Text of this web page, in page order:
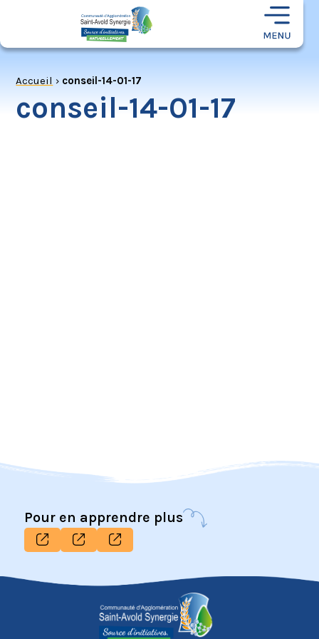
Accueil › conseil-14-01-17
conseil-14-01-17
Pour en apprendre plus